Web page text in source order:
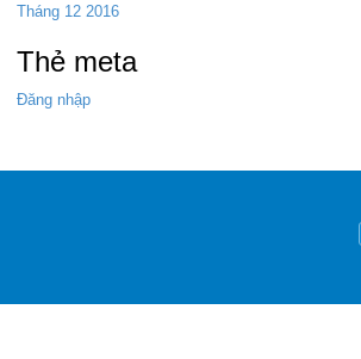
Tháng 12 2016
Thẻ meta
Đăng nhập